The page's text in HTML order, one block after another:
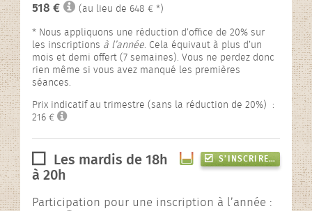
518 €
(au lieu de 648 € *)
* Nous appliquons une réduction d’office de 20% sur
les inscriptions à l’année . Cela équivaut à plus d’un
mois et demi offert (7 semaines). Vous ne perdez donc
rien même si vous avez manqué les premières
séances.
Prix indicatif au trimestre (sans la réduction de 20%) :
216 €
S’INSCRIRE…
Les mardis de 18h
à 20h
Participation pour une inscription à l’année :